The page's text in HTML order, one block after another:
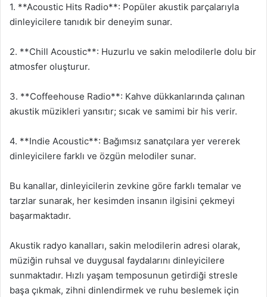
1. **Acoustic Hits Radio**: Popüler akustik parçalarıyla
dinleyicilere tanıdık bir deneyim sunar.
2. **Chill Acoustic**: Huzurlu ve sakin melodilerle dolu bir
atmosfer oluşturur.
3. **Coffeehouse Radio**: Kahve dükkanlarında çalınan
akustik müzikleri yansıtır; sıcak ve samimi bir his verir.
4. **Indie Acoustic**: Bağımsız sanatçılara yer vererek
dinleyicilere farklı ve özgün melodiler sunar.
Bu kanallar, dinleyicilerin zevkine göre farklı temalar ve
tarzlar sunarak, her kesimden insanın ilgisini çekmeyi
başarmaktadır.
Akustik radyo kanalları, sakin melodilerin adresi olarak,
müziğin ruhsal ve duygusal faydalarını dinleyicilere
sunmaktadır. Hızlı yaşam temposunun getirdiği stresle
başa çıkmak, zihni dinlendirmek ve ruhu beslemek için